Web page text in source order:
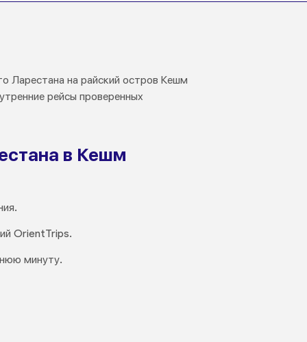
Ларестана на райский остров Кешм
рейсы проверенных
в Кешм
OrientTrips.
минуту.